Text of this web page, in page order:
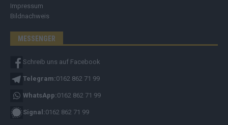
Impressum
Bildnachweis
MESSENGER
Schreib uns auf Facebook
Telegram:0162 862 71 99
WhatsApp:0162 862 71 99
Signal:0162 862 71 99